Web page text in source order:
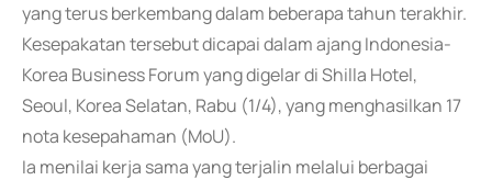
yang terus berkembang dalam beberapa tahun terakhir.
Kesepakatan tersebut dicapai dalam ajang Indonesia-
Korea Business Forum yang digelar di Shilla Hotel,
Seoul, Korea Selatan, Rabu (1/4), yang menghasilkan 17
nota kesepahaman (MoU).
Ia menilai kerja sama yang terjalin melalui berbagai